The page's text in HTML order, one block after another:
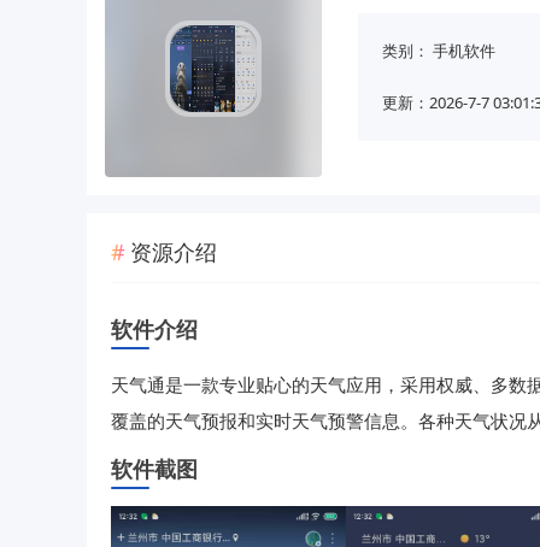
类别： 手机软件
更新：2026-7-7
资源介绍
软件介绍
天气通是一款专业贴心的天气应用，采用权威、多
覆盖的天气预报和实时天气预警信息。各种天气状
软件截图